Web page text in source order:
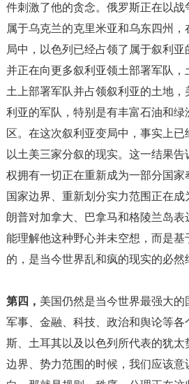
件刺激了他的贪念。俄罗斯正在以战
属于乌克兰的克里米亚和乌东四州
局中，以色列已经占领了属于叙利亚
并正在向更多叙利亚领土部署军队，
土上部署军队并占领叙利亚的土地，
利亚的军队，特别是有丰富石油和绿
区。在这次叙利亚变局中，事实上已
以土美三家分叙的现实。这一结果
权拥有一切正在重新成为一部分国家
国家边界、重新划分实力范围正在
朗普对加拿大、巴拿马和格陵兰岛
能理解他这种野心并未空想，而是基
的，是当今世界乱和疯的现实的必然
第四， 美国仍然是当今世界最强大
军事、金融、科技、政治和舆论等各
斯、土耳其以及以色列所代表的犹太
边界、势力范围的时候，我们应该意